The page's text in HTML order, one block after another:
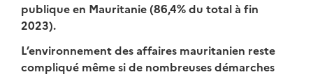
publique en Mauritanie (86,4% du total à fin
2023).
L’environnement des affaires mauritanien reste
compliqué même si de nombreuses démarches